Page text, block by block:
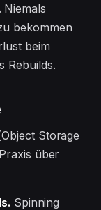
Niemals
bekommen
beim
Rebuilds.
Storage
über
Spinning